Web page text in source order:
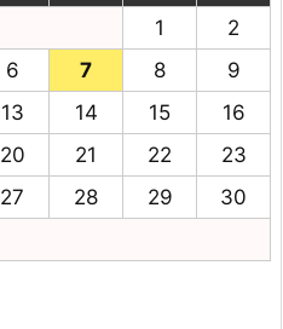
1
2
6 7 8
9
13 14 15
16
20 21 22
23
27 28 29
30